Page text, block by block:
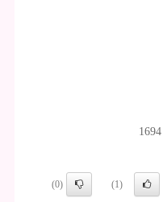
1694
(1)
(0)